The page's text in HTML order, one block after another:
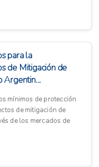
para la
de Mitigación de
Argentin...
mínimos de protección
de mitigación de
de los mercados de